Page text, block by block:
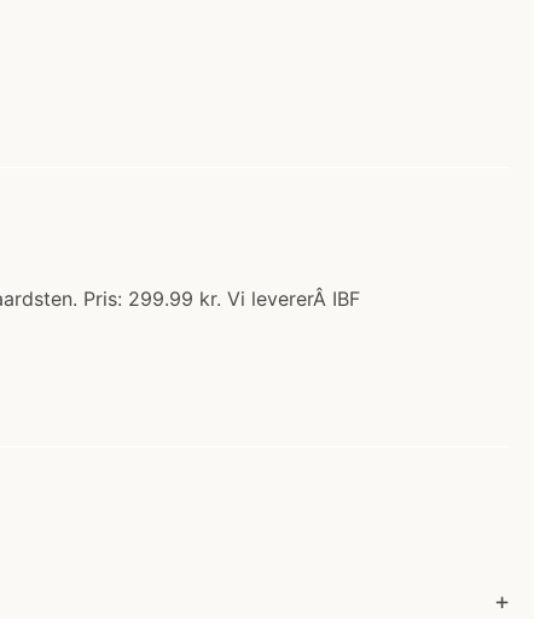
Pris: 299.99 kr. Vi levererÂ IBF